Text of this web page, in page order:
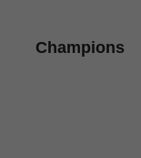
Champions